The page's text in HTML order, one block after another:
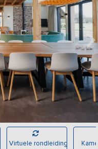
Virtuele rondleiding